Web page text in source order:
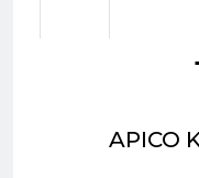
APICO